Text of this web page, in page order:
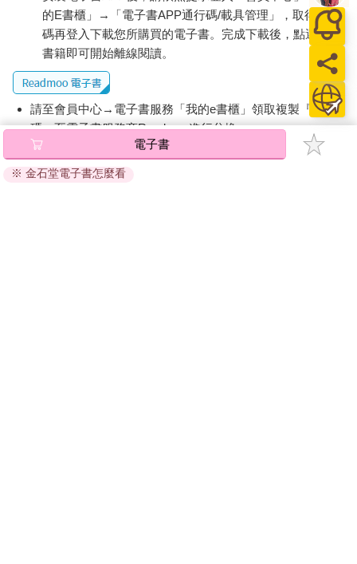
的E書櫃」→「電子書APP通行碼/載具管理」，取得通行
碼再登入下載您所購買的電子書。完成下載後，點選任一
書籍即可開始離線閱讀。
請至會員中心→電子書服務「我的e書櫃」領取複製『兌換
碼』至電子書服務商Readmoo進行兌換。
退換貨須知：
因版權保護，您在金石堂所購買的電子書僅能以金石堂專屬
電子書
※ 金石堂電子書怎麼看